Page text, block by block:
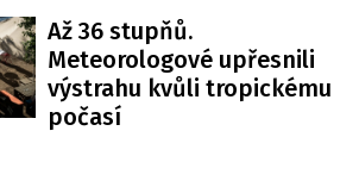
Až 36 stupňů.
Meteorologové upřesnili
výstrahu kvůli tropickému
počasí